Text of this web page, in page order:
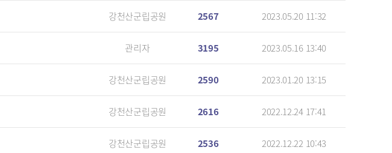
강천산군립공원 2567 2023.05.20 11:32
관리자 3195 2023.05.16 13:40
강천산군립공원 2590 2023.01.20 13:15
강천산군립공원 2616 2022.12.24 17:41
강천산군립공원 2536 2022.12.22 10:43